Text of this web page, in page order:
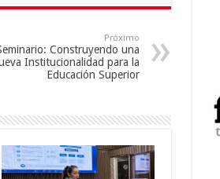
Próximo
Construyendo una
Institucionalidad para la
Educación Superior